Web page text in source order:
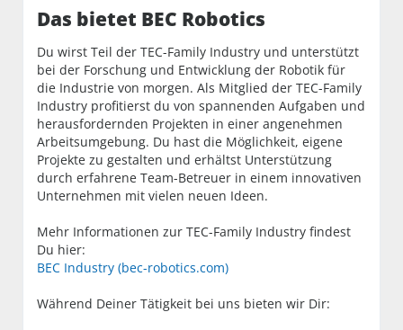
Das bietet BEC Robotics
Du wirst Teil der TEC-Family Industry und unterstützt
bei der Forschung und Entwicklung der Robotik für
die Industrie von morgen. Als Mitglied der TEC-Family
Industry profitierst du von spannenden Aufgaben und
herausfordernden Projekten in einer angenehmen
Arbeitsumgebung. Du hast die Möglichkeit, eigene
Projekte zu gestalten und erhältst Unterstützung
durch erfahrene Team-Betreuer in einem innovativen
Unternehmen mit vielen neuen Ideen.
Mehr Informationen zur TEC-Family Industry findest
Du hier:
BEC Industry (bec-robotics.com)
Während Deiner Tätigkeit bei uns bieten wir Dir: